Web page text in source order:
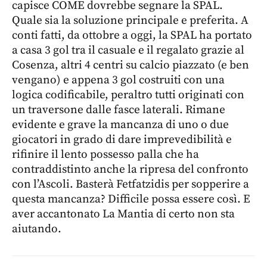
capisce COME dovrebbe segnare la SPAL.
Quale sia la soluzione principale e preferita. A
conti fatti, da ottobre a oggi, la SPAL ha portato
a casa 3 gol tra il casuale e il regalato grazie al
Cosenza, altri 4 centri su calcio piazzato (e ben
vengano) e appena 3 gol costruiti con una
logica codificabile, peraltro tutti originati con
un traversone dalle fasce laterali. Rimane
evidente e grave la mancanza di uno o due
giocatori in grado di dare imprevedibilità e
rifinire il lento possesso palla che ha
contraddistinto anche la ripresa del confronto
con l’Ascoli. Basterà Fetfatzidis per sopperire a
questa mancanza? Difficile possa essere così. E
aver accantonato La Mantia di certo non sta
aiutando.